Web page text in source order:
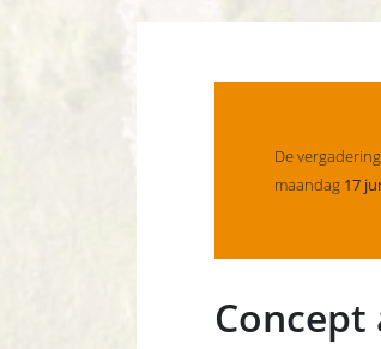
De
maandag 17
Concept